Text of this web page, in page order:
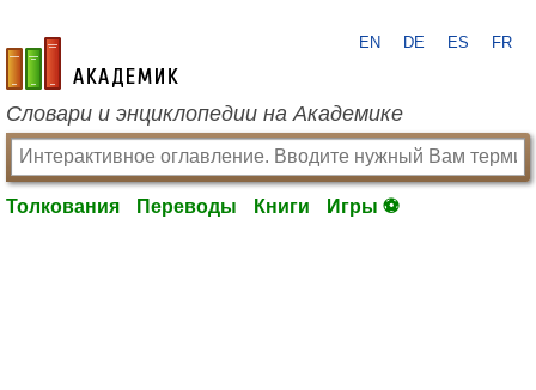
academic.ru
EN DE ES FR
Словари и энциклопедии на Академике
Толкования Переводы Книги Игры ⚽